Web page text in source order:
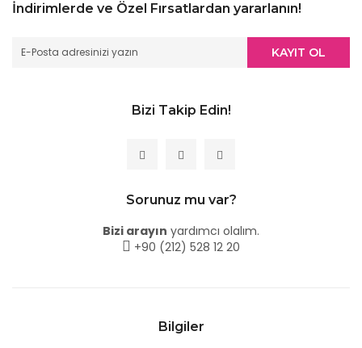
İndirimlerde ve Özel Fırsatlardan yararlanın!
KAYIT OL
Bizi Takip Edin!
Sorunuz mu var?
Bizi arayın yardımcı olalım.
+90 (212) 528 12 20
Bilgiler